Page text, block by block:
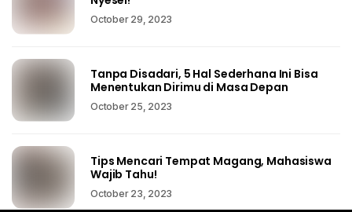
October 29, 2023
Tanpa Disadari, 5 Hal Sederhana Ini Bisa
Menentukan Dirimu di Masa Depan
October 25, 2023
Tips Mencari Tempat Magang, Mahasiswa
Wajib Tahu!
October 23, 2023